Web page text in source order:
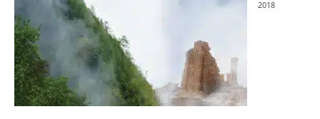
2018